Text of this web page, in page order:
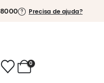
Precisa de ajuda?
0